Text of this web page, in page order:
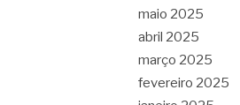
maio 2025
abril 2025
março 2025
fevereiro 2025